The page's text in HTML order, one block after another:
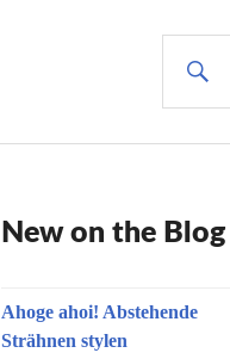
New on the Blog
Ahoge ahoi! Abstehende
Strähnen stylen